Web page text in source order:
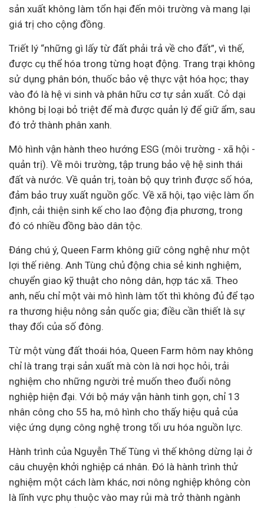
sản xuất không làm tổn hại đến môi trường và mang lại
giá trị cho cộng đồng.
Triết lý “những gì lấy từ đất phải trả về cho đất”, vì thế,
được cụ thể hóa trong từng hoạt động. Trang trại không
sử dụng phân bón, thuốc bảo vệ thực vật hóa học; thay
vào đó là hệ vi sinh và phân hữu cơ tự sản xuất. Cỏ dại
không bị loại bỏ triệt để mà được quản lý để giữ ẩm, sau
đó trở thành phân xanh.
Mô hình vận hành theo hướng ESG (môi trường - xã hội -
quản trị). Về môi trường, tập trung bảo vệ hệ sinh thái
đất và nước. Về quản trị, toàn bộ quy trình được số hóa,
đảm bảo truy xuất nguồn gốc. Về xã hội, tạo việc làm ổn
định, cải thiện sinh kế cho lao động địa phương, trong
đó có nhiều đồng bào dân tộc.
Đáng chú ý, Queen Farm không giữ công nghệ như một
lợi thế riêng. Anh Tùng chủ động chia sẻ kinh nghiệm,
chuyển giao kỹ thuật cho nông dân, hợp tác xã. Theo
anh, nếu chỉ một vài mô hình làm tốt thì không đủ để tạo
ra thương hiệu nông sản quốc gia; điều cần thiết là sự
thay đổi của số đông.
Từ một vùng đất thoái hóa, Queen Farm hôm nay không
chỉ là trang trại sản xuất mà còn là nơi học hỏi, trải
nghiệm cho những người trẻ muốn theo đuổi nông
nghiệp hiện đại. Với bộ máy vận hành tinh gọn, chỉ 13
nhân công cho 55 ha, mô hình cho thấy hiệu quả của
việc ứng dụng công nghệ trong tối ưu hóa nguồn lực.
Hành trình của Nguyễn Thế Tùng vì thế không dừng lại ở
câu chuyện khởi nghiệp cá nhân. Đó là hành trình thử
nghiệm một cách làm khác, nơi nông nghiệp không còn
là lĩnh vực phụ thuộc vào may rủi mà trở thành ngành